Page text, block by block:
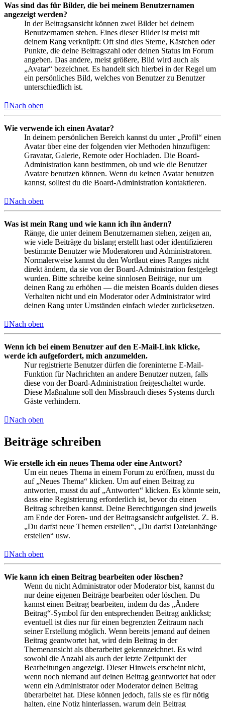
Was sind das für Bilder, die bei meinem Benutzernamen
angezeigt werden?
In der Beitragsansicht können zwei Bilder bei deinem
Benutzernamen stehen. Eines dieser Bilder ist meist mit
deinem Rang verknüpft: Oft sind dies Sterne, Kästchen oder
Punkte, die deine Beitragszahl oder deinen Status im Forum
angeben. Das andere, meist größere, Bild wird auch als
„Avatar“ bezeichnet. Es handelt sich hierbei in der Regel um
ein persönliches Bild, welches von Benutzer zu Benutzer
unterschiedlich ist.
Nach oben
Wie verwende ich einen Avatar?
In deinem persönlichen Bereich kannst du unter „Profil“ einen
Avatar über eine der folgenden vier Methoden hinzufügen:
Gravatar, Galerie, Remote oder Hochladen. Die Board-
Administration kann bestimmen, ob und wie die Benutzer
Avatare benutzen können. Wenn du keinen Avatar benutzen
kannst, solltest du die Board-Administration kontaktieren.
Nach oben
Was ist mein Rang und wie kann ich ihn ändern?
Ränge, die unter deinem Benutzernamen stehen, zeigen an,
wie viele Beiträge du bislang erstellt hast oder identifizieren
bestimmte Benutzer wie Moderatoren und Administratoren.
Normalerweise kannst du den Wortlaut eines Ranges nicht
direkt ändern, da sie von der Board-Administration festgelegt
wurden. Bitte schreibe keine sinnlosen Beiträge, nur um
deinen Rang zu erhöhen — die meisten Boards dulden dieses
Verhalten nicht und ein Moderator oder Administrator wird
deinen Rang unter Umständen einfach wieder zurücksetzen.
Nach oben
Wenn ich bei einem Benutzer auf den E-Mail-Link klicke,
werde ich aufgefordert, mich anzumelden.
Nur registrierte Benutzer dürfen die foreninterne E-Mail-
Funktion für Nachrichten an andere Benutzer nutzen, falls
diese von der Board-Administration freigeschaltet wurde.
Diese Maßnahme soll den Missbrauch dieses Systems durch
Gäste verhindern.
Nach oben
Beiträge schreiben
Wie erstelle ich ein neues Thema oder eine Antwort?
Um ein neues Thema in einem Forum zu eröffnen, musst du
auf „Neues Thema“ klicken. Um auf einen Beitrag zu
antworten, musst du auf „Antworten“ klicken. Es könnte sein,
dass eine Registrierung erforderlich ist, bevor du einen
Beitrag schreiben kannst. Deine Berechtigungen sind jeweils
am Ende der Foren- und der Beitragsansicht aufgelistet. Z. B.
„Du darfst neue Themen erstellen“, „Du darfst Dateianhänge
erstellen“ usw.
Nach oben
Wie kann ich einen Beitrag bearbeiten oder löschen?
Wenn du nicht Administrator oder Moderator bist, kannst du
nur deine eigenen Beiträge bearbeiten oder löschen. Du
kannst einen Beitrag bearbeiten, indem du das „Ändere
Beitrag“-Symbol für den entsprechenden Beitrag anklickst;
eventuell ist dies nur für einen begrenzten Zeitraum nach
seiner Erstellung möglich. Wenn bereits jemand auf deinen
Beitrag geantwortet hat, wird dein Beitrag in der
Themenansicht als überarbeitet gekennzeichnet. Es wird
sowohl die Anzahl als auch der letzte Zeitpunkt der
Bearbeitungen angezeigt. Dieser Hinweis erscheint nicht,
wenn noch niemand auf deinen Beitrag geantwortet hat oder
wenn ein Administrator oder Moderator deinen Beitrag
überarbeitet hat. Diese können jedoch, falls sie es für nötig
halten, eine Notiz hinterlassen, warum dein Beitrag